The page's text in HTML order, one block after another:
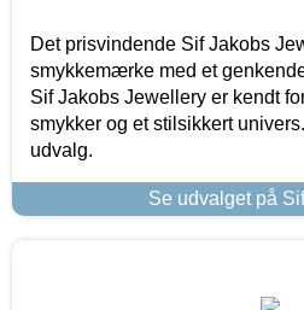
Det prisvindende Sif Jakobs
smykkemærke med et
Sif Jakobs Jewellery er kendt
smykker og et stilsikkert
udvalg.
Se udvalget på